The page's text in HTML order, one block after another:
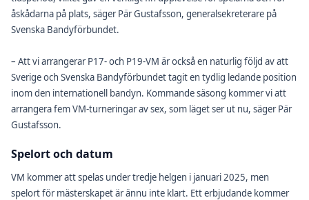
åskådarna på plats, säger Pär Gustafsson, generalsekreterare på
Svenska Bandyförbundet.
– Att vi arrangerar P17- och P19-VM är också en naturlig följd av att
Sverige och Svenska Bandyförbundet tagit en tydlig ledande position
inom den internationell bandyn. Kommande säsong kommer vi att
arrangera fem VM-turneringar av sex, som läget ser ut nu, säger Pär
Gustafsson.
Spelort och datum
VM kommer att spelas under tredje helgen i januari 2025, men
spelort för mästerskapet är ännu inte klart. Ett erbjudande kommer